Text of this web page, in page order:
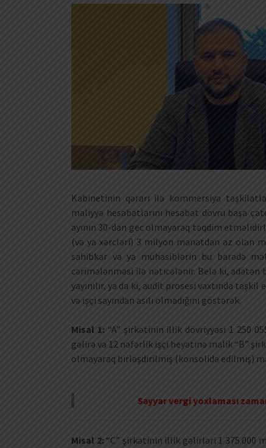
Kabinetinin qərarı ilə kommersiya
maliyyə hesabatlarını hesabat dövrü başa
ayının 30-dan gec olmayaraq təqdim
(və ya xərcləri) 3 milyon manatdan az olan
sahibkar və ya mühasiblərin bu barədə
cərimələnməsi ilə nəticələnir. Belə ki, adətən
yayınılır, ya da ki, audit prosesi vaxtında
və işçi sayından asılı olmadığını göstərək.
Misal 1:“A” şirkətinin illik dövriyyəsi 1 250
gəlirə və 12 nəfərlik işçi heyətinə malik “B”
olmayaraq birləşdirilmiş (konsolidə edilmiş)
Səyyar vergi yoxlaması
Misal 2: “C” şirkətinin illik gəlirləri 1 375 000